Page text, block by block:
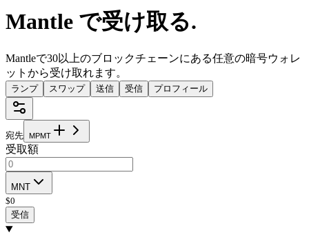
Mantle で受け取る.
Mantleで30以上のブロックチェーンにある任意の暗号ウォレ
ットから受け取れます。
ランプ スワップ 送信 受信 プロフィール
宛先 MPMT
受取額
MNT
$0
受信